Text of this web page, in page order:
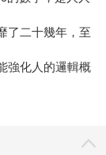
了二十幾年，至
化人的邏輯概